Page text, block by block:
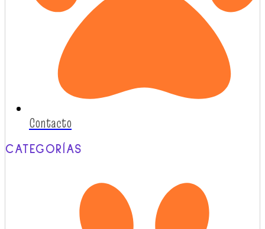
Contacto
CATEGORÍAS